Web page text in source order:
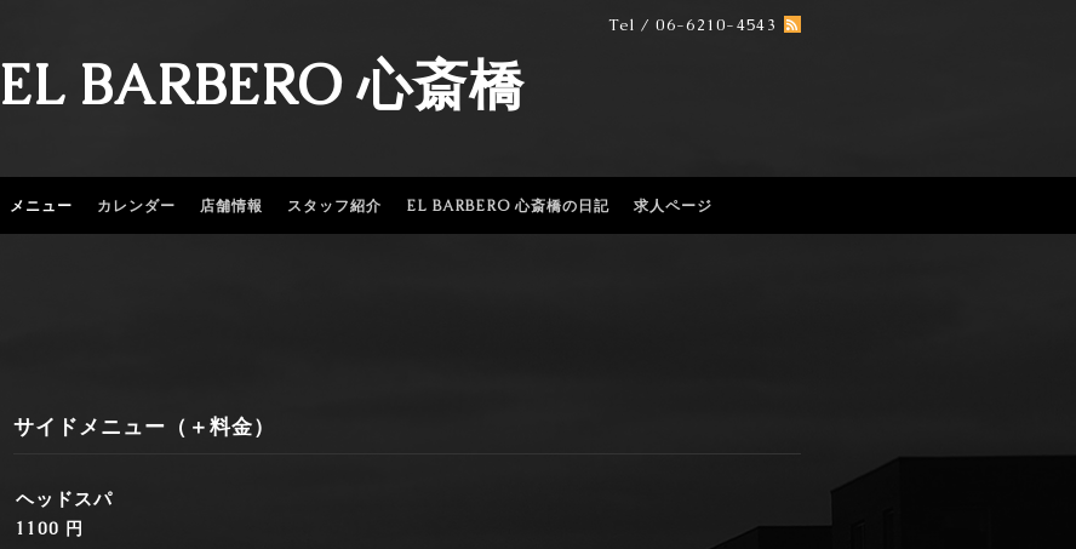
Tel / 06-6210-4543
EL BARBERO 心斎橋
メニュー カレンダー 店舗情報 スタッフ紹介 EL BARBERO 心斎橋の日記 求人ページ
サイドメニュー（＋料金）
ヘッドスパ
1100 円